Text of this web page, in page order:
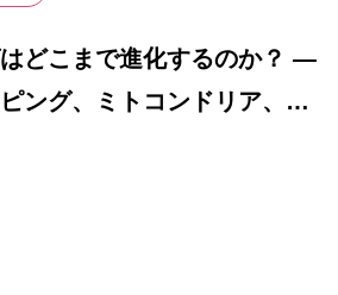
はどこまで進化するのか？ ―
ング、ミトコンドリア、そ